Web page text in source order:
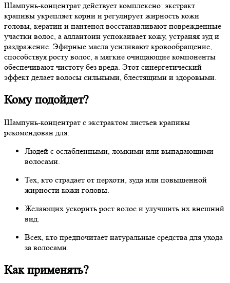
Шампунь-концентрат действует комплексно: экстракт
крапивы укрепляет корни и регулирует жирность кожи
головы, кератин и пантенол восстанавливают поврежденные
участки волос, а аллантоин успокаивает кожу, устраняя зуд и
раздражение. Эфирные масла усиливают кровообращение,
способствуя росту волос, а мягкие очищающие компоненты
обеспечивают чистоту без вреда. Этот синергетический
эффект делает волосы сильными, блестящими и здоровыми.
Кому подойдет?
Шампунь-концентрат с экстрактом листьев крапивы
рекомендован для:
Людей с ослабленными, ломкими или выпадающими
волосами.
Тех, кто страдает от перхоти, зуда или повышенной
жирности кожи головы.
Желающих ускорить рост волос и улучшить их внешний
вид.
Всех, кто предпочитает натуральные средства для ухода
за волосами.
Как применять?